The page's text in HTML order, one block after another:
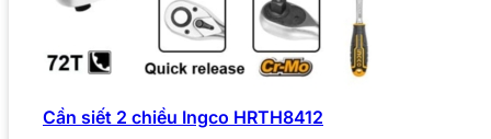
Cần siết 2 chiều Ingco HRTH8412